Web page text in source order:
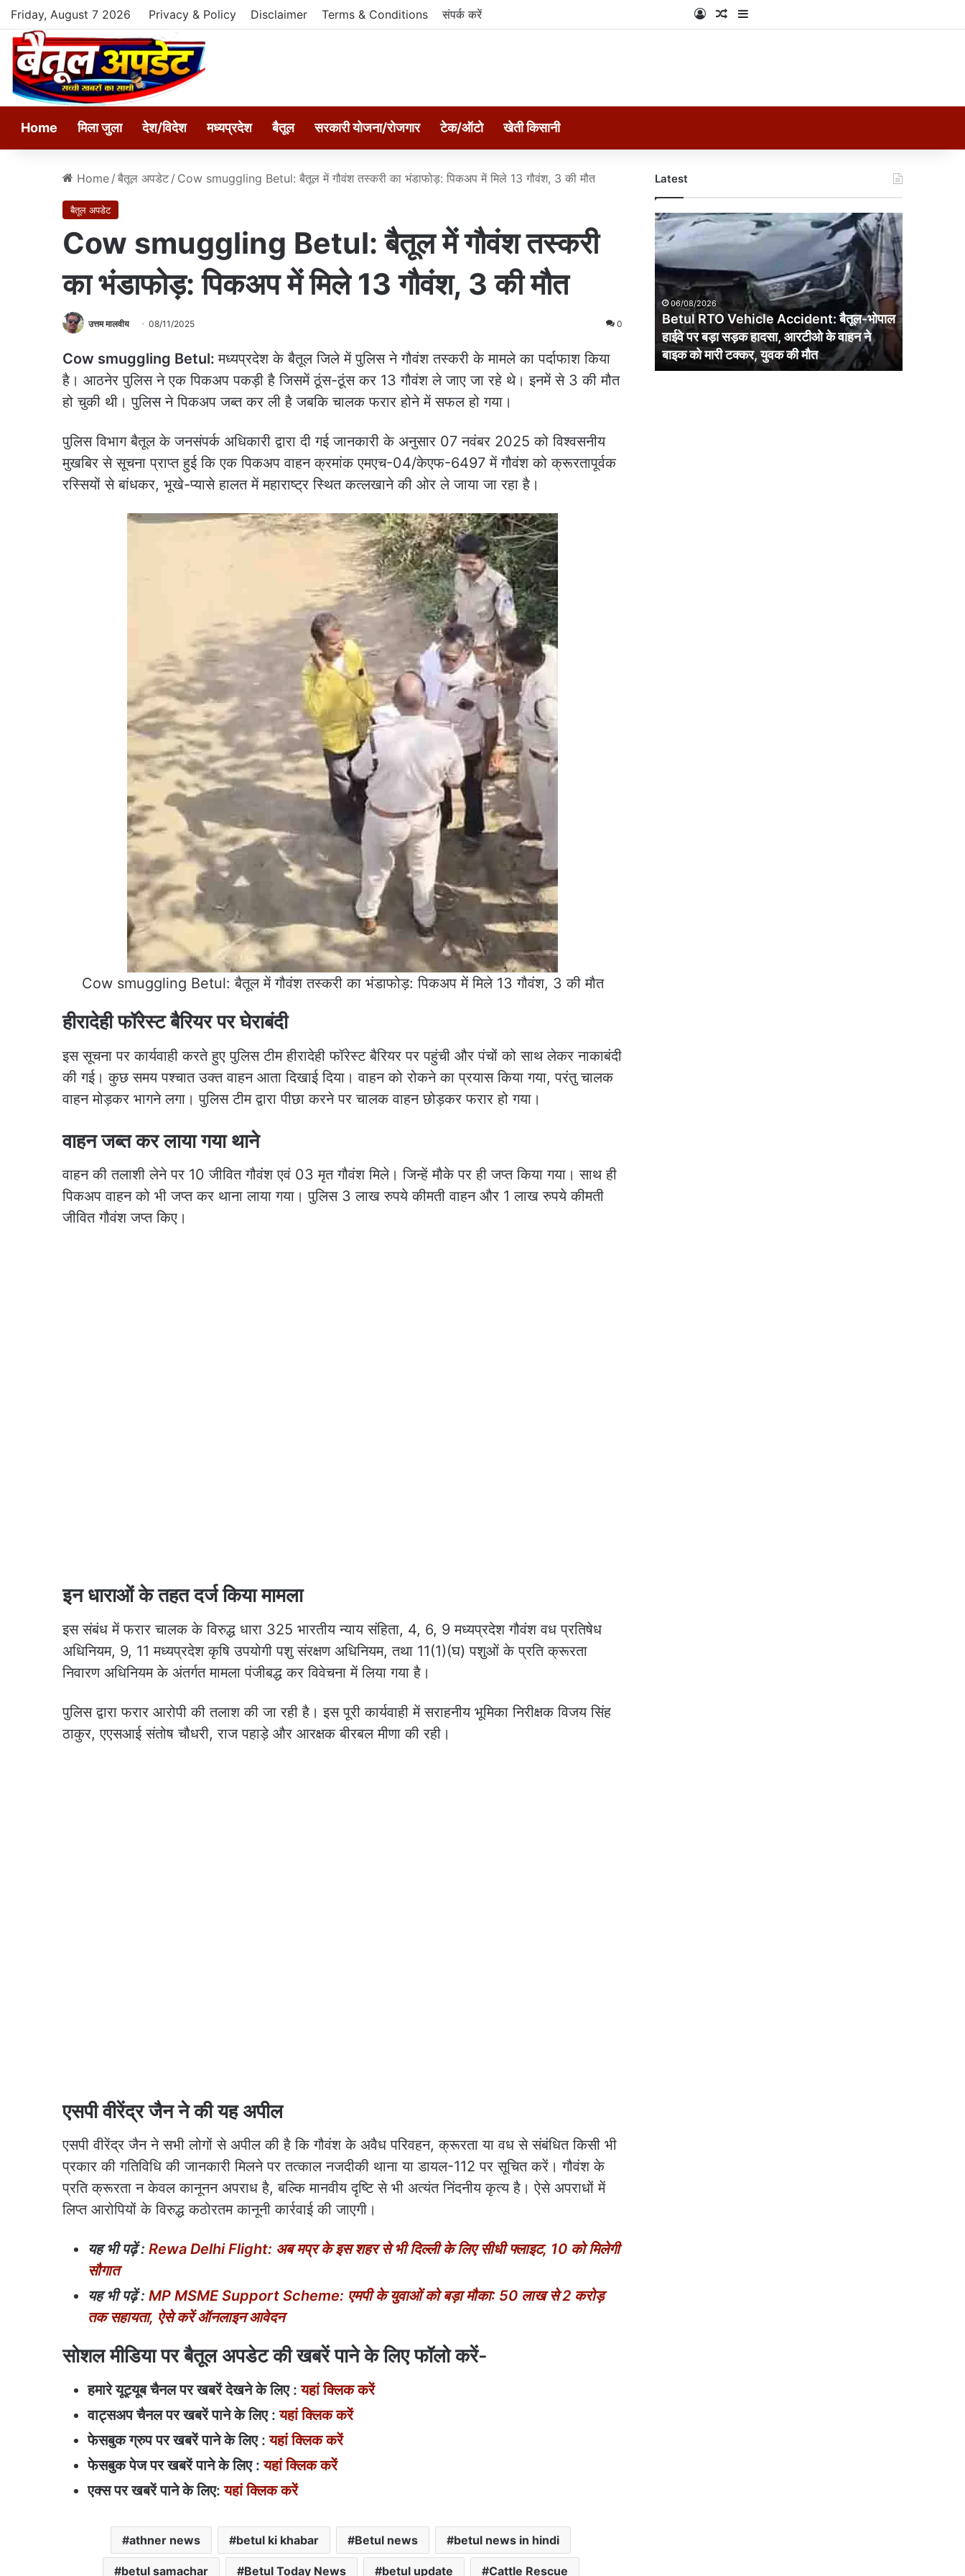
Friday, August 7 2026 Privacy & Policy Disclaimer Terms & Conditions संपर्क करें Log InRandom Article
Sidebar
Home मिला जुला देश/विदेश मध्यप्रदेश बैतूल सरकारी योजना/रोजगार टेक/ऑटो खेती किसानी
Home / बैतूल अपडेट / Cow smuggling Betul: बैतूल में गौवंश तस्करी का भंडाफोड़: पिकअप में मिले 13 गौवंश, 3 की मौत
बैतूल अपडेट
Cow smuggling Betul: बैतूल में गौवंश तस्करी
का भंडाफोड़: पिकअप में मिले 13 गौवंश, 3 की मौत
उत्तम मालवीय 08/11/2025 0
Cow smuggling Betul:मध्यप्रदेश के बैतूल जिले में पुलिस ने गौवंश तस्करी के मामले का पर्दाफाश किया
है। आठनेर पुलिस ने एक पिकअप पकड़ी है जिसमें ठूंस-ठूंस कर 13 गौवंश ले जाए जा रहे थे। इनमें से 3 की मौत
हो चुकी थी। पुलिस ने पिकअप जब्त कर ली है जबकि चालक फरार होने में सफल हो गया।
पुलिस विभाग बैतूल के जनसंपर्क अधिकारी द्वारा दी गई जानकारी के अनुसार 07 नवंबर 2025 को विश्वसनीय
मुखबिर से सूचना प्राप्त हुई कि एक पिकअप वाहन क्रमांक एमएच-04/केएफ-6497 में गौवंश को क्रूरतापूर्वक
रस्सियों से बांधकर, भूखे-प्यासे हालत में महाराष्ट्र स्थित कत्लखाने की ओर ले जाया जा रहा है।
Cow smuggling Betul: बैतूल में गौवंश तस्करी का भंडाफोड़: पिकअप में मिले 13 गौवंश, 3 की मौत
हीरादेही फॉरेस्ट बैरियर पर घेराबंदी
इस सूचना पर कार्यवाही करते हुए पुलिस टीम हीरादेही फॉरेस्ट बैरियर पर पहुंची और पंचों को साथ लेकर नाकाबंदी
की गई। कुछ समय पश्चात उक्त वाहन आता दिखाई दिया। वाहन को रोकने का प्रयास किया गया, परंतु चालक
वाहन मोड़कर भागने लगा। पुलिस टीम द्वारा पीछा करने पर चालक वाहन छोड़कर फरार हो गया।
वाहन जब्त कर लाया गया थाने
वाहन की तलाशी लेने पर 10 जीवित गौवंश एवं 03 मृत गौवंश मिले। जिन्हें मौके पर ही जप्त किया गया। साथ ही
पिकअप वाहन को भी जप्त कर थाना लाया गया। पुलिस 3 लाख रुपये कीमती वाहन और 1 लाख रुपये कीमती
जीवित गौवंश जप्त किए।
इन धाराओं के तहत दर्ज किया मामला
इस संबंध में फरार चालक के विरुद्ध धारा 325 भारतीय न्याय संहिता, 4, 6, 9 मध्यप्रदेश गौवंश वध प्रतिषेध
अधिनियम, 9, 11 मध्यप्रदेश कृषि उपयोगी पशु संरक्षण अधिनियम, तथा 11(1)(घ) पशुओं के प्रति क्रूरता
निवारण अधिनियम के अंतर्गत मामला पंजीबद्ध कर विवेचना में लिया गया है।
पुलिस द्वारा फरार आरोपी की तलाश की जा रही है। इस पूरी कार्यवाही में सराहनीय भूमिका निरीक्षक विजय सिंह
ठाकुर, एएसआई संतोष चौधरी, राज पहाड़े और आरक्षक बीरबल मीणा की रही।
एसपी वीरेंद्र जैन ने की यह अपील
एसपी वीरेंद्र जैन ने सभी लोगों से अपील की है कि गौवंश के अवैध परिवहन, क्रूरता या वध से संबंधित किसी भी
प्रकार की गतिविधि की जानकारी मिलने पर तत्काल नजदीकी थाना या डायल-112 पर सूचित करें। गौवंश के
प्रति क्रूरता न केवल कानूनन अपराध है, बल्कि मानवीय दृष्टि से भी अत्यंत निंदनीय कृत्य है। ऐसे अपराधों में
लिप्त आरोपियों के विरुद्ध कठोरतम कानूनी कार्रवाई की जाएगी।
यह भी पढ़ें : Rewa Delhi Flight: अब मप्र के इस शहर से भी दिल्ली के लिए सीधी फ्लाइट, 10 को मिलेगी
सौगात
यह भी पढ़ें : MP MSME Support Scheme: एमपी के युवाओं को बड़ा मौका: 50 लाख से 2 करोड़
तक सहायता, ऐसे करें ऑनलाइन आवेदन
सोशल मीडिया पर बैतूल अपडेट की खबरें पाने के लिए फॉलो करें-
हमारे यूट्यूब चैनल पर खबरें देखने के लिए :यहां क्लिक करें
वाट्सअप चैनल पर खबरें पाने के लिए :यहां क्लिक करें
फेसबुक ग्रुप पर खबरें पाने के लिए :यहां क्लिक करें
फेसबुक पेज पर खबरें पाने के लिए :यहां क्लिक करें
एक्स पर खबरें पाने के लिए:यहां क्लिक करें
athner news betul ki khabar Betul news betul news in hindi
betul samachar Betul Today News betul update Cattle Rescue
Latest
Betul
RTO
Vehicle
Accident:
बैतूल-
भोपाल
हाईवे
पर
बड़ा
सड़क
हादसा,
06/08/2026
Betul RTO Vehicle Accident: बैतूल-भोपाल
हाईवे पर बड़ा सड़क हादसा, आरटीओ के वाहन ने
बाइक को मारी टक्कर, युवक की मौत